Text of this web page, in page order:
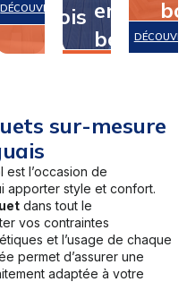
DÉCOUVRIR
en
bois
bois
sur-mesure
l’occasion de
apporter style et confort.
dans tout le
vos contraintes
et l’usage de chaque
permet d’assurer une
adaptée à votre